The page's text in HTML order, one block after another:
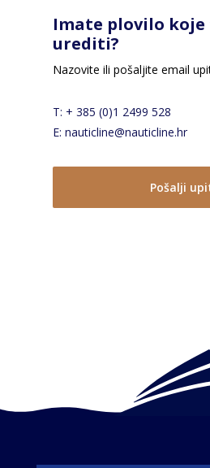
Imate plovilo koje
urediti?
Nazovite ili pošaljite email
T: + 385 (0)1 2499 528
E: nauticline@nauticline.hr
Pošalji